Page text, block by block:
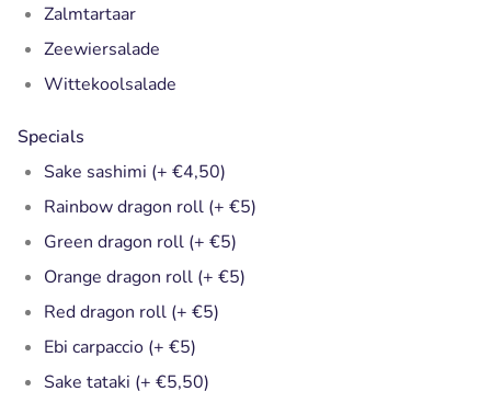
Zalmtartaar
Zeewiersalade
Wittekoolsalade
Specials
Sake sashimi (+ €4,50)
Rainbow dragon roll (+ €5)
Green dragon roll (+ €5)
Orange dragon roll (+ €5)
Red dragon roll (+ €5)
Ebi carpaccio (+ €5)
Sake tataki (+ €5,50)